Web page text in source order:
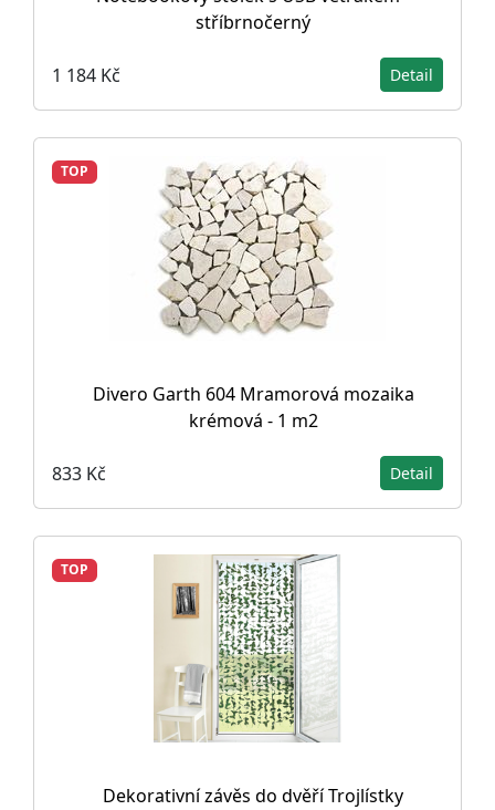
stříbrnočerný
1 184 Kč Detail
TOP
Divero Garth 604 Mramorová mozaika
krémová - 1 m2
833 Kč Detail
TOP
Dekorativní závěs do dvěří Trojlístky